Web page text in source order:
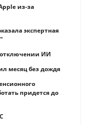
из-за
экспертная
отключении ИИ
месяц без дождя
придется до